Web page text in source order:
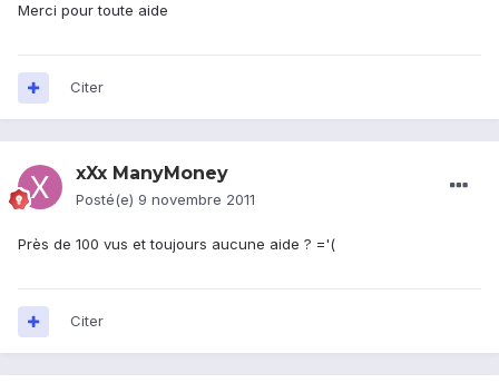
Merci pour toute aide
Citer
xXx ManyMoney
Posté(e) 9 novembre 2011
Près de 100 vus et toujours aucune aide ? ='(
Citer